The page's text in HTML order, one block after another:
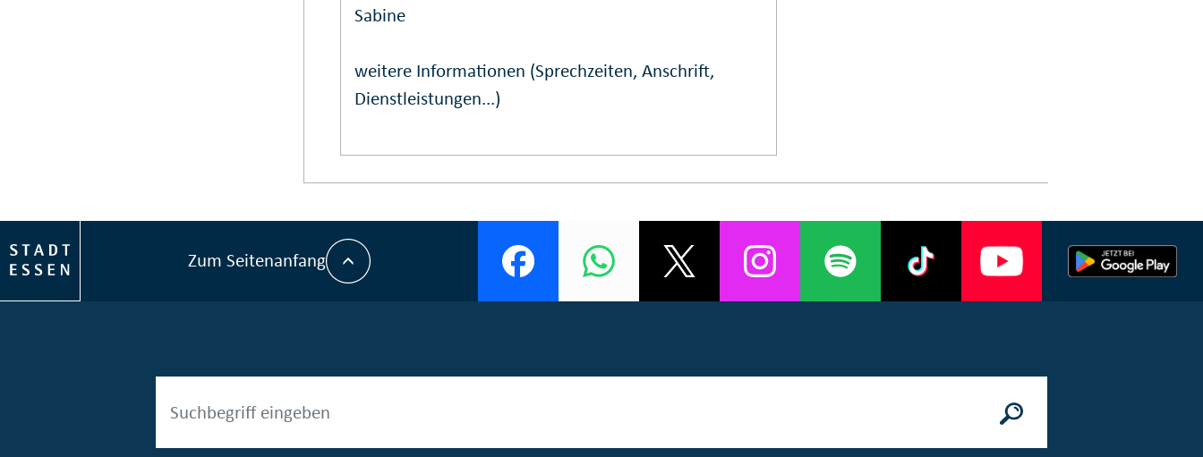
Sabine
weitere Informationen (Sprechzeiten, Anschrift,
Dienstleistungen...)
Zum Seitenanfang